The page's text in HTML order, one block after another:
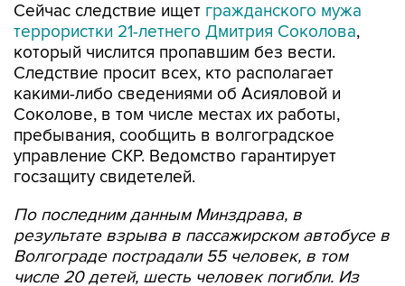
Сейчас следствие ищет гражданского мужа
террористки 21-летнего Дмитрия Соколова,
который числится пропавшим без вести.
Следствие просит всех, кто располагает
какими-либо сведениями об Асияловой и
Соколове, в том числе местах их работы,
пребывания, сообщить в волгоградское
управление СКР. Ведомство гарантирует
госзащиту свидетелей.
По последним данным Минздрава, в
результате взрыва в пассажирском автобусе в
Волгограде пострадали 55 человек, в том
числе 20 детей, шесть человек погибли. Из